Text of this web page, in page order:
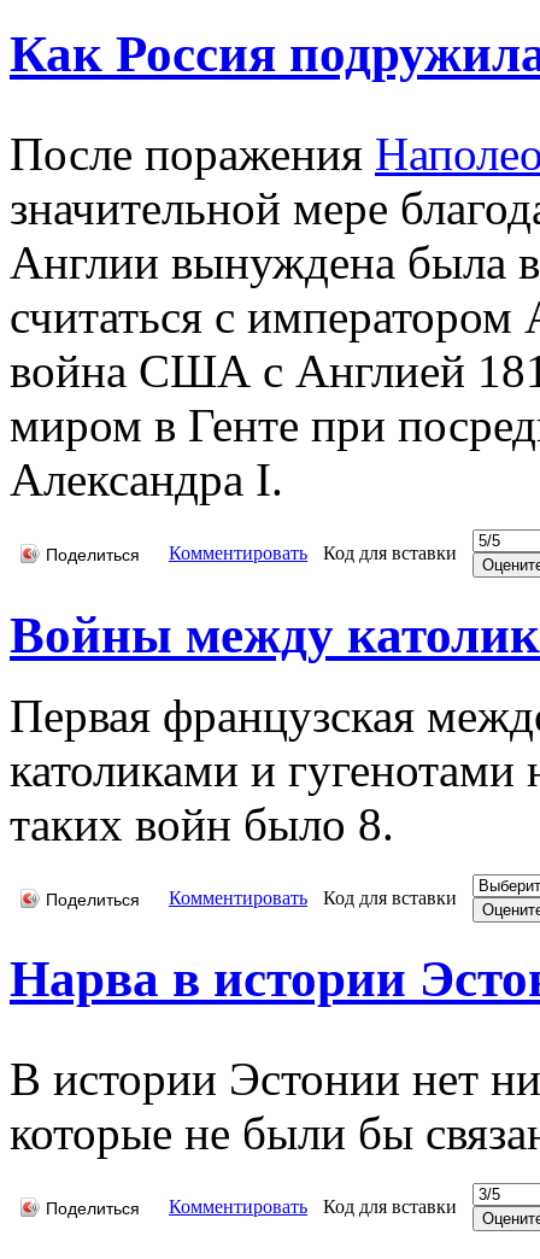
Как Россия
После поражения
значительной мере
Англии вынуждена была
считаться с
война США с Англией
миром в Генте при
Александра I.
Поделиться Комментировать Код для вставки
Войны между
Первая французская
католиками и гугенотами
таких войн было 8.
Поделиться Комментировать Код для вставки
Нарва в истории
В истории Эстонии нет
которые не были бы
Поделиться Комментировать Код для вставки